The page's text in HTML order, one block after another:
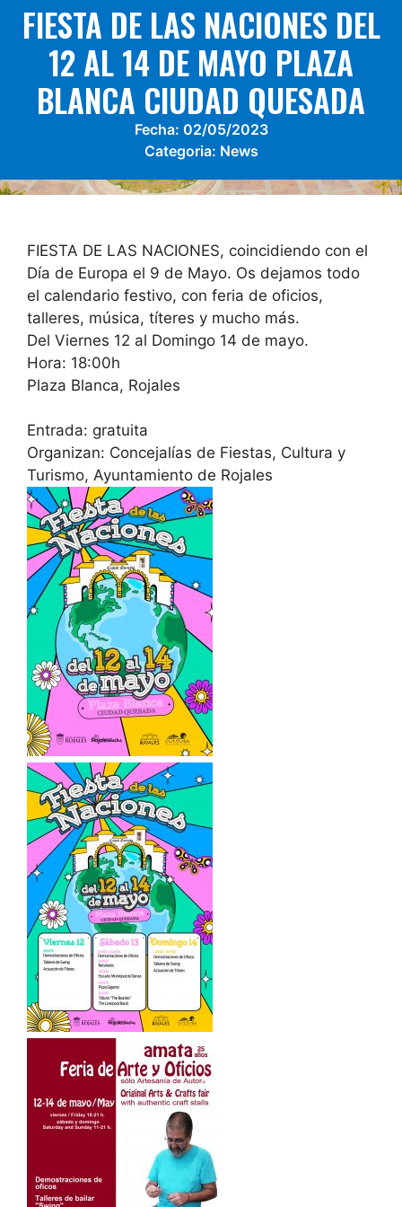
FIESTA DE LAS NACIONES DEL
12 AL 14 DE MAYO PLAZA
BLANCA CIUDAD QUESADA
Fecha: 02/05/2023
Categoria: News
FIESTA DE LAS NACIONES, coincidiendo con el
Día de Europa el 9 de Mayo. Os dejamos todo
el calendario festivo, con feria de oficios,
talleres, música, títeres y mucho más.
Del Viernes 12 al Domingo 14 de mayo.
Hora: 18:00h
Plaza Blanca, Rojales
Entrada: gratuita
Organizan: Concejalías de Fiestas, Cultura y
Turismo, Ayuntamiento de Rojales